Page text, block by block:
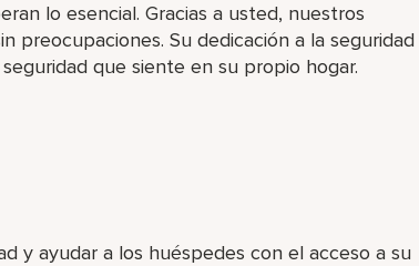
lo esencial. Gracias a usted, nuestros
preocupaciones. Su dedicación a la seguridad
que siente en su propio hogar.
y ayudar a los huéspedes con el acceso a su